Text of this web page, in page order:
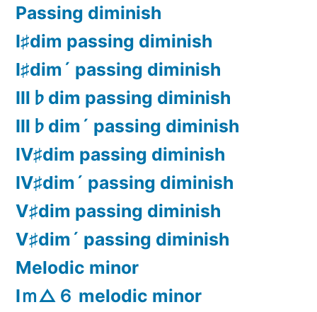
Passing diminish
Ⅰ♯dim passing diminish
Ⅰ♯dim´ passing diminish
Ⅲ♭dim passing diminish
Ⅲ♭dim´ passing diminish
Ⅳ♯dim passing diminish
Ⅳ♯dim´ passing diminish
Ⅴ♯dim passing diminish
Ⅴ♯dim´ passing diminish
Melodic minor
Ⅰｍ△６ melodic minor